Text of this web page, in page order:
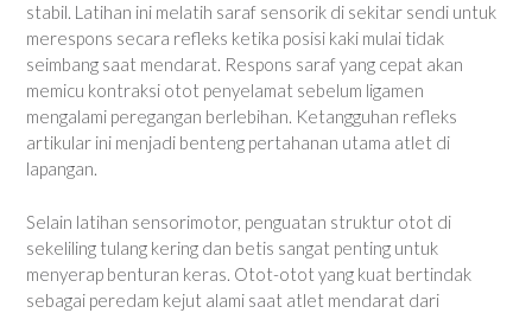
stabil. Latihan ini melatih saraf sensorik di sekitar sendi untuk
merespons secara refleks ketika posisi kaki mulai tidak
seimbang saat mendarat. Respons saraf yang cepat akan
memicu kontraksi otot penyelamat sebelum ligamen
mengalami peregangan berlebihan. Ketangguhan refleks
artikular ini menjadi benteng pertahanan utama atlet di
lapangan.
Selain latihan sensorimotor, penguatan struktur otot di
sekeliling tulang kering dan betis sangat penting untuk
menyerap benturan keras. Otot-otot yang kuat bertindak
sebagai peredam kejut alami saat atlet mendarat dari